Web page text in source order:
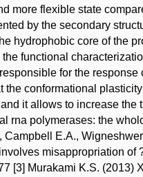
more flexible state
by the secondary
hydrophobic core of the
functional
for the response
conformational
it allows to increase the
rna polymerases: the
E.A.,
misappropriation of
[3] Murakami K.S. (2013)